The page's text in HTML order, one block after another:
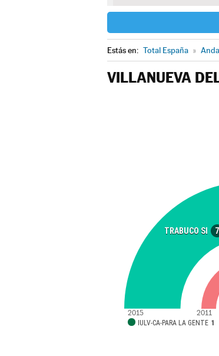
Estás en: Total España »
VILLANUEVA
TRABUCO SI 7
IULV-CA-PARA LA GENTE 1
2015 2011